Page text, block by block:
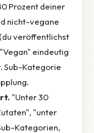
Prozent deiner
nicht-vegane
veröffentlichst
eindeutig
Sub-Kategorie
"Unter 30
"unter
Kategorien,